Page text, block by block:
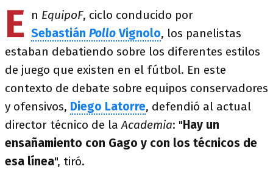
E n EquipoF, ciclo conducido por
Sebastián PolloVignolo, los panelistas
estaban debatiendo sobre los diferentes estilos
de juego que existen en el fútbol. En este
contexto de debate sobre equipos conservadores
y ofensivos, Diego Latorre, defendió al actual
director técnico de laAcademia: "Hay un
ensañamiento con Gago y con los técnicos de
esa línea", tiró.